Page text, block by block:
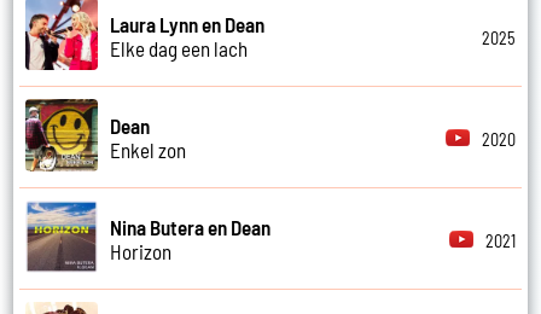
Laura Lynn en Dean
Elke dag een lach
2025
Dean
Enkel zon
2020
Nina Butera en Dean
Horizon
2021